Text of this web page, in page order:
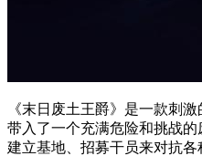
《末日废土王爵》是一款刺
带入了一个充满危险和挑战的
建立基地、招募干员来对抗